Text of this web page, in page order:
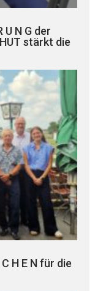
U N G der
stärkt die
H E N für die